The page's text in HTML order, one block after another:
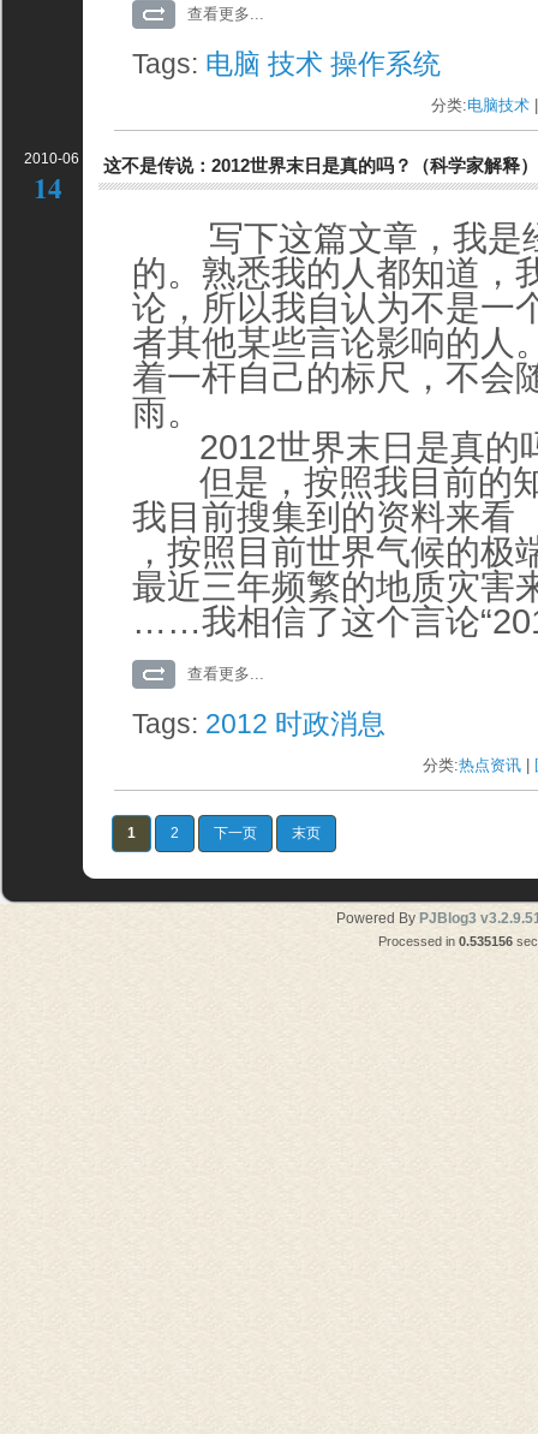
查看更多...
Tags: 电脑 技术 操作系统
分类:电脑技术
2010-06
14
这不是传说：2012世界末日是真的吗？（科学家解释）
写下这篇文章，我是
的。熟悉我的人都知道，
论，所以我自认为不是一
者其他某些言论影响的人
着一杆自己的标尺，不会
雨。
2012世界末日是真的
但是，按照我目前的
我目前搜集到的资料来看
，按照目前世界气候的极
最近三年频繁的地质灾害
……我相信了这个言论
查看更多...
Tags: 2012 时政消息
分类:热点资讯
1 2 下一页 末页
Powered By PJBlog3
Processed in 0.535156